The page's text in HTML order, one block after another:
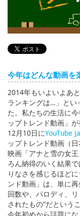
デイリートピッ
今年はどんな動画を
2014年もいよいよあ
ランキングは…」とい
た。私たちの生活に
ップトレンド動画」が
12月10日にYouTube
ップトレンド動画（日
映画「アナと雪の女
ろん納得のいく結果
りなさを感じるほど
ンド動画」は、単に
回数や、パロディ、
されたもの”だというこ
今年初めから話題に